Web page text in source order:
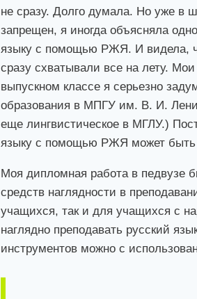
не сразу. Долго думала. Но уже в
запрещен, я иногда объясняла
языку с помощью РЖЯ. И видела,
сразу схватывали все на лету.
выпускном классе я серьезно
образования в МПГУ им. В. И.
еще лингвистическое в МГЛУ.)
языку с помощью РЖЯ может
Моя дипломная работа в педвузе
средств наглядности в
учащихся, так и для учащихся с
наглядно преподавать русский
инструментов можно с